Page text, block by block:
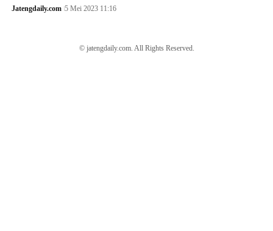
Jatengdaily.com 5 Mei 2023 11:16
© jatengdaily.com. All Rights Reserved.